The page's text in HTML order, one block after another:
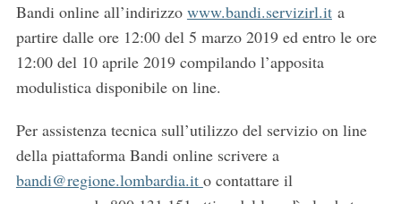
Bandi online all’indirizzo www.bandi.servizirl.ita
partire dalle ore 12:00 del 5 marzo 2019 ed entro le ore
12:00 del 10 aprile 2019 compilando l’apposita
modulistica disponibile on line.
Per assistenza tecnica sull’utilizzo del servizio on line
della piattaforma Bandi online scrivere a
bandi@regione.lombardia.it o contattare il
S
a
r